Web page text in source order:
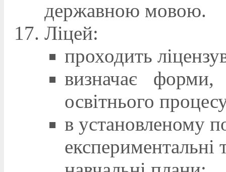
державною мовою.
Ліцей:
проходить
визначає форми,
освітнього
в установленому
експериментальні